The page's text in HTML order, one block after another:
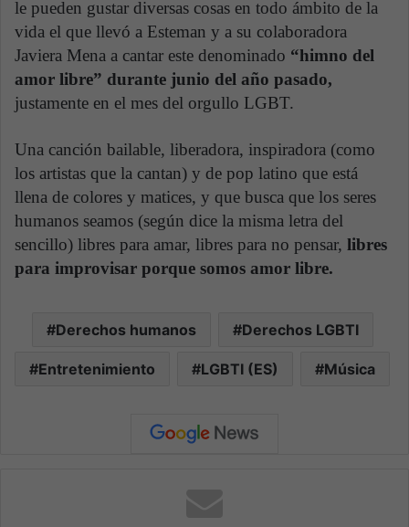
le pueden gustar diversas cosas en todo ámbito de la
vida el que llevó a Esteman y a su colaboradora
Javiera Mena a cantar este denominado “himno del
amor libre” durante junio del año pasado,
justamente en el mes del orgullo LGBT.
Una canción bailable, liberadora, inspiradora (como
los artistas que la cantan) y de pop latino que está
llena de colores y matices, y que busca que los seres
humanos seamos (según dice la misma letra del
sencillo) libres para amar, libres para no pensar, libres
para improvisar porque somos amor libre.
Derechos humanos Derechos LGBTI
Entretenimiento LGBTI (ES) Música